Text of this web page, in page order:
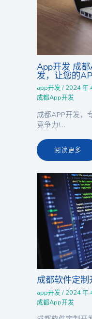
App开发 成
发，让您的
app开发 / 2024 年
成都App开发
成都APP开发，
竞争力!…
阅读更多
成都软件定
app开发 / 2024 年
成都App开发